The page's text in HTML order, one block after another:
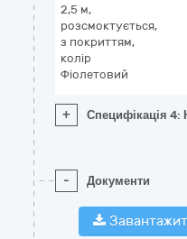
2,5 м,
розсмоктується,
з покриттям,
колір
Фіолетовий
+ Специфікація 4:
- Документи